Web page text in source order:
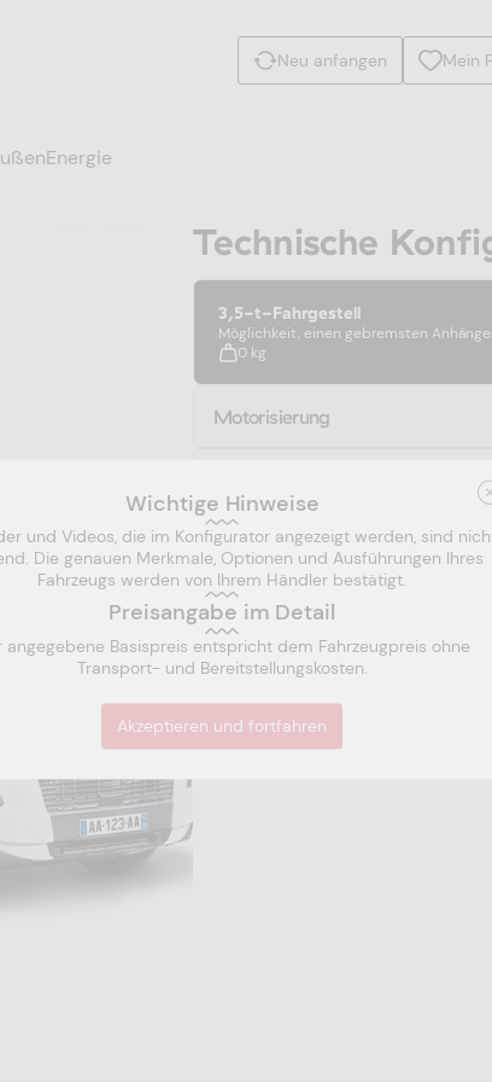
Energie
Neu anfangen Mein
Technische
3,5-t-Fahrgestell
Möglichkeit, einen gebremsten
0 kg
Motorisierung
Reserverad
200 € +28 kg
Wichtige Hinweise
und Videos, die im Konfigurator angezeigt werden, sind
Die genauen Merkmale, Optionen und Ausführungen Ihres
Fahrzeugs werden von Ihrem Händler bestätigt.
Preisangabe im Detail
angegebene Basispreis entspricht dem Fahrzeugpreis ohne
Transport- und Bereitstellungskosten.
Akzeptieren und fortfahren
Projekt speichern
Angebot anfordern
Gurtsitzplätze
-
Vorname *
Postleitzahl *
*
von Pilote zu